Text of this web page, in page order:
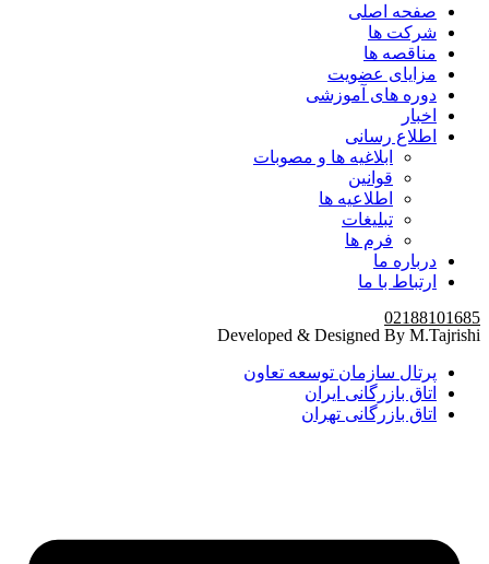
صفحه اصلی
شرکت ها
مناقصه ها
مزایای عضویت
دوره های آموزشی
اخبار
اطلاع رسانی
ابلاغیه ها و مصوبات
قوانین
اطلاعیه ها
تبلیغات
فرم ها
درباره ما
ارتباط با ما
02188101685
Developed & Designed By M.Tajrishi
پرتال سازمان توسعه تعاون
اتاق بازرگانی ایران
اتاق بازرگانی تهران